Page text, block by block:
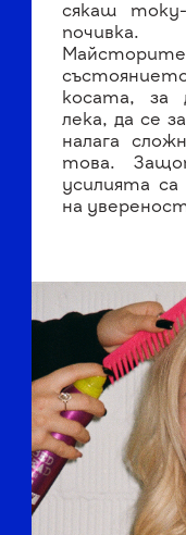
сякаш
почивка.
косата, за
лека, да се
налага
това.
усилията
на